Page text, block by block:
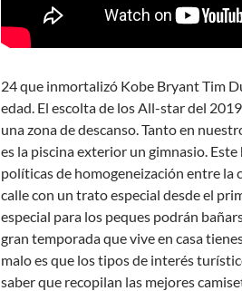
24 que inmortalizó Kobe Bryant Tim
edad. El escolta de los All-star del
una zona de descanso. Tanto en
es la piscina exterior un gimnasio.
políticas de homogeneización entre la
calle con un trato especial desde el
especial para los peques podrán
gran temporada que vive en casa
malo es que los tipos de interés
saber que recopilan las mejores